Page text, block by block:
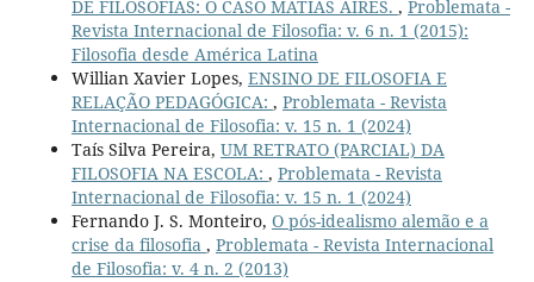
DE FILOSOFIAS: O CASO MATIAS AIRES. , Problemata -
Revista Internacional de Filosofia: v. 6 n. 1 (2015):
Filosofia desde América Latina
Willian Xavier Lopes, ENSINO DE FILOSOFIA E
RELAÇÃO PEDAGÓGICA: , Problemata - Revista
Internacional de Filosofia: v. 15 n. 1 (2024)
Taís Silva Pereira, UM RETRATO (PARCIAL) DA
FILOSOFIA NA ESCOLA: , Problemata - Revista
Internacional de Filosofia: v. 15 n. 1 (2024)
Fernando J. S. Monteiro, O pós-idealismo alemão e a
crise da filosofia , Problemata - Revista Internacional
de Filosofia: v. 4 n. 2 (2013)